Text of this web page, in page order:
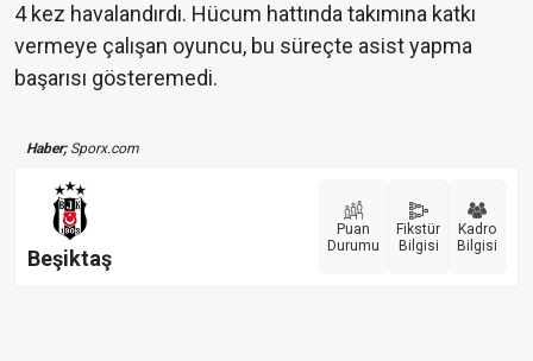
4 kez havalandırdı. Hücum hattında takımına katkı
vermeye çalışan oyuncu, bu süreçte asist yapma
başarısı gösteremedi.
Haber;Sporx.com
Beşiktaş
Puan
Durumu
Fikstür
Bilgisi
Kadro
Bilgisi